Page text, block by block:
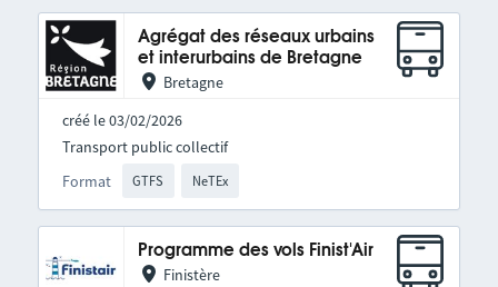
Agrégat des réseaux urbains
et interurbains de Bretagne
Bretagne
créé le 03/02/2026
Format GTFS NeTEx
Transport public collectif
Programme des vols Finist'Air
Finistère